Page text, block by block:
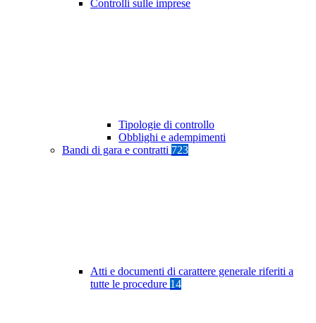
Controlli sulle imprese
Tipologie di controllo
Obblighi e adempimenti
Bandi di gara e contratti 723
Atti e documenti di carattere generale riferiti a
tutte le procedure 14